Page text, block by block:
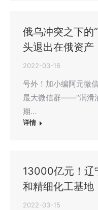
俄乌冲突之下的
头退出在俄资产
2022-03-16
号外！加小编阿元微
最大微信群——“润滑
期…
详情
13000亿元！辽
和精细化工基地
2022-03-15